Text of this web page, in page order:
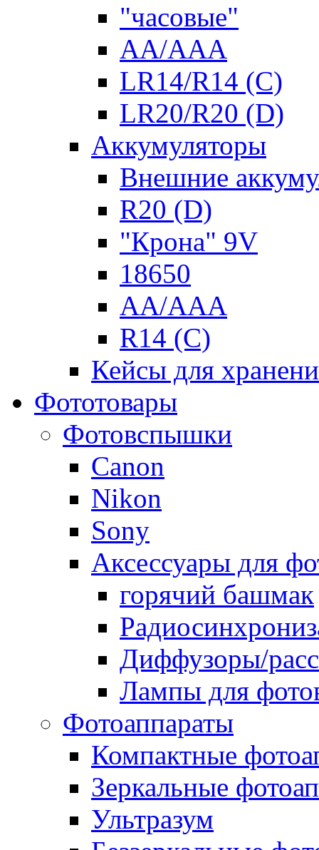
"часовые"
AA/AAA
LR14/R14 (C)
LR20/R20 (D)
Аккумуляторы
Внешние
R20 (D)
"Крона" 9V
18650
AA/AAA
R14 (C)
Кейсы для
Фототовары
Фотовспышки
Canon
Nikon
Sony
Аксессуары для
горячий башмак
Диффузоры/
Лампы для
Фотоаппараты
Компактные
Зеркальные
Ультразум